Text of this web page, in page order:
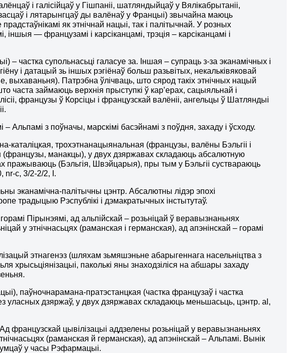
і галісійцаў у Гішпаніі, шатляндыйцаў у Вялікабрытаніі,
і лятарынгцаў ды валёнаў у Францыі) звычайна маюць
як этнічнай нацыі, так і палітычнай. У розных
— французамі і карсіканцамі, трэція – карсіканцамі і
– частка супольнасьці галасуе за. Іншая – супраць з-за эканамічных і
і датацый зь іншых рэгіёнаў больш разьвітых, некальківяковай
Патрэбна ўлічваць, што сярод такіх этнічных нацый
часта займаюць верхнія прыступкі ў кар’ерах, сацыяльнай і
французы ў Корсіцы і французскай валёніі, ангельцы ў Шатляндыі
Альпамі з поўначы, марскімі басэйнамі з поўдня, захаду і ўсходу.
каталіцкая, трохэтнанацыянальная (французы, валёны Бэльгіі і
манакцы), у двух дзяржавах складаюць абсалютную
(Бэльгія, Швэйцарыя), пры тым у Бэльгіі суствараюць
nr-c, 3/2-2/2, I.
эканамічна-палітычны цэнтр. Абсалютны лідэр эпохі
традыцыю Рэспублікі і дэмакратычных інстытутаў.
Пірынэямі, ад альпійскай – розьніцай ў веравызнаньнях
у этнічнасьцях (раманская і германская), ад апэнінскай – горамі
этнагенэз (шляхам зьмяшэньне абарыгеннага насельніцтва з
хрысьціянізацыі, паколькі яны знаходзіліся на абшары захаду
паўночнарамана-пратэстанцкая (частка французаў і частка
дзяржаў, у двух дзяржавах складаюць меньшасьць, цэнтр. al,
французскай цывілізацыі аддзелены розьніцай у веравызнаньнях
(раманская й германская), ад апэнінскай – Альпамі. Вынік
у часы Рэфармацыі.